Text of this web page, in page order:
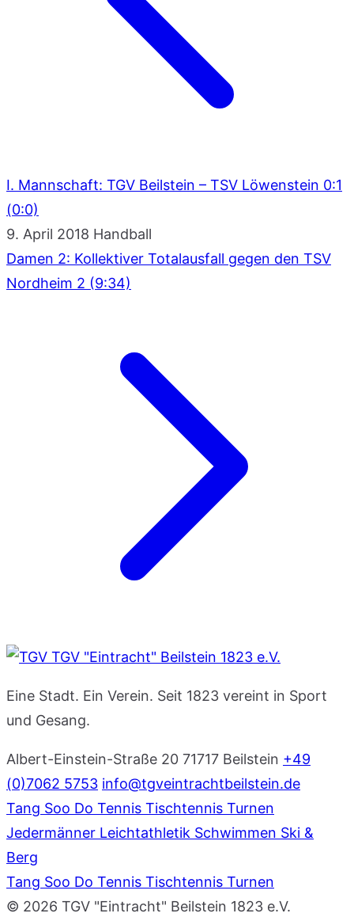
I. Mannschaft: TGV Beilstein – TSV Löwenstein 0:1
(0:0)
9. April 2018 Handball
Damen 2: Kollektiver Totalausfall gegen den TSV
Nordheim 2 (9:34)
TGV "Eintracht" Beilstein 1823 e.V.
Eine Stadt. Ein Verein. Seit 1823 vereint in Sport
und Gesang.
Albert-Einstein-Straße 20 71717 Beilstein +49
(0)7062 5753 info@tgveintrachtbeilstein.de
Tang Soo Do Tennis Tischtennis Turnen
Jedermänner Leichtathletik Schwimmen Ski &
Berg
Tang Soo Do Tennis Tischtennis Turnen
© 2026 TGV "Eintracht" Beilstein 1823 e.V.